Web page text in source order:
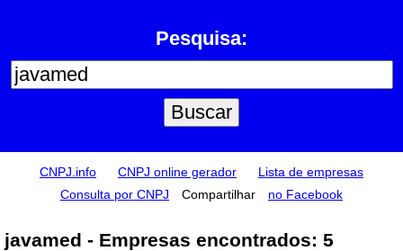
Pesquisa:
CNPJ.info CNPJ online gerador
Lista de empresas
Consulta por CNPJ
Compartilhar no Facebook
javamed - Empresas encontrados: 5